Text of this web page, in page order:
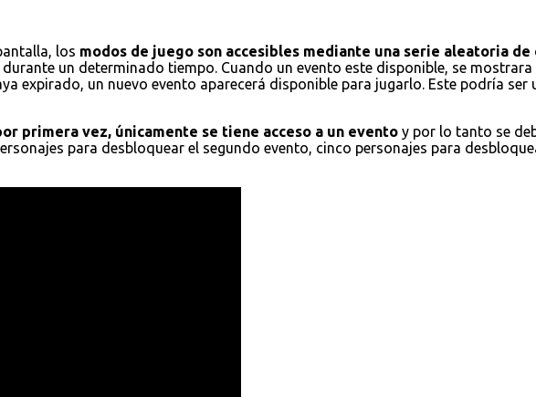
los modos de juego son accesibles mediante una serie aleatoria
un determinado tiempo. Cuando un evento este disponible, se
expirado, un nuevo evento aparecerá disponible para jugarlo. Este podría
primera vez, únicamente se tiene acceso a un evento y por lo tanto se
para desbloquear el segundo evento, cinco personajes para